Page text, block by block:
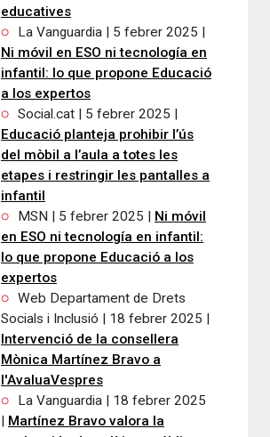
educatives
La Vanguardia | 5 febrer 2025 |
Ni móvil en ESO ni tecnología en
infantil: lo que propone Educació
a los expertos
Social.cat | 5 febrer 2025 |
Educació planteja prohibir l’ús
del mòbil a l’aula a totes les
etapes i restringir les pantalles a
infantil
MSN | 5 febrer 2025 | Ni móvil
en ESO ni tecnología en infantil:
lo que propone Educació a los
expertos
Web Departament de Drets
Socials i Inclusió | 18 febrer 2025 |
Intervenció de la consellera
Mònica Martínez Bravo a
l'AvaluaVespres
La Vanguardia | 18 febrer 2025
| Martínez Bravo valora la